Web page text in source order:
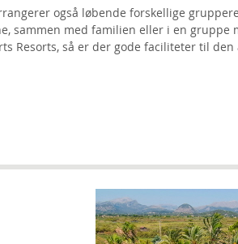
også løbende forskellige
sammen med familien eller i en gruppe
Resorts, så er der gode faciliteter til den